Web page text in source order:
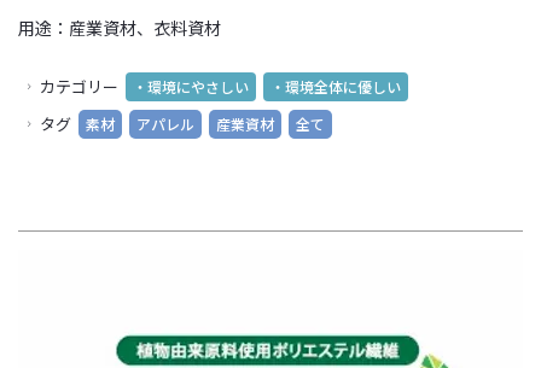
用途：産業資材、衣料資材
カテゴリー ・環境にやさしい ・環境全体に優しい
タグ 素材 アパレル 産業資材 全て